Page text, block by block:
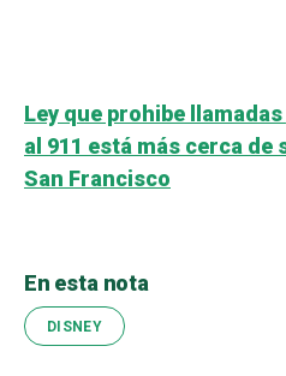
Ley que prohibe
al 911 está más cerca de
San Francisco
En esta nota
DISNEY